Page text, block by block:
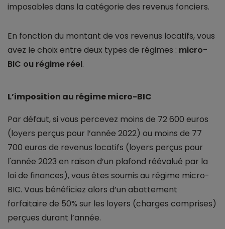
imposables dans la catégorie des revenus fonciers.
En fonction du montant de vos revenus locatifs, vous
avez le choix entre deux types de régimes : micro-
BIC ou régime réel.
L’imposition au régime micro-BIC
Par défaut, si vous percevez moins de 72 600 euros
(loyers perçus pour l’année 2022) ou moins de 77
700 euros de revenus locatifs (loyers perçus pour
l'année 2023 en raison d’un plafond réévalué par la
loi de finances), vous êtes soumis au régime micro-
BIC. Vous bénéficiez alors d’un abattement
forfaitaire de 50% sur les loyers (charges comprises)
perçues durant l’année.